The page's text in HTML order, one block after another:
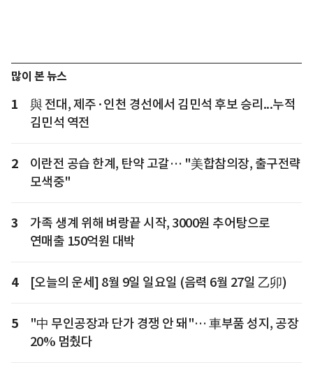
많이 본 뉴스
1
與 전대, 제주·인천 경선에서 김민석 후보 승리...누적
김민석 역전
2
이란전 공습 한계, 탄약 고갈… "美합참의장, 출구전략
모색중"
3
가족 생계 위해 벼랑끝 시작, 3000원 추어탕으로
연매출 150억원 대박
4 [오늘의 운세] 8월 9일 일요일 (음력 6월 27일 乙卯)
5
"中 무인공장과 단가 경쟁 안 돼"… 車부품 성지, 공장
20% 멈췄다